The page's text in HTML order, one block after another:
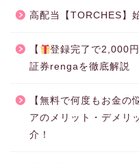
高配当【TORCHES】
【
登録完了で2,000
証券rengaを徹底解説
【無料で何度もお金の
アのメリット・デメリ
介！